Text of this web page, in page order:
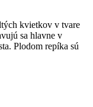
kvietkov v tvare
sa hlavne v
Plodom repíka sú